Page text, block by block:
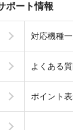
ポート情報
対応機種
よくある
ポイント